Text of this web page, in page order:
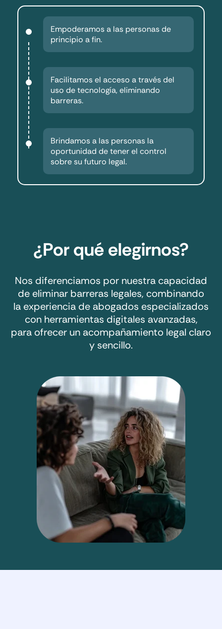
Empoderamos a las personas de
principio a fin.
Facilitamos el acceso a través del
uso de tecnología, eliminando
barreras.
Brindamos a las personas la
oportunidad de tener el control
sobre su futuro legal.
¿Por qué elegirnos?
Nos diferenciamos por nuestra capacidad
de eliminar barreras legales, combinando
la experiencia de abogados especializados
con herramientas digitales avanzadas,
para ofrecer un acompañamiento legal claro
y sencillo.